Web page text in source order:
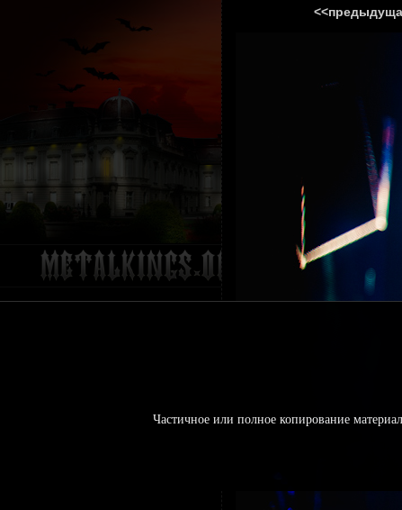
Частичное или полное копирование